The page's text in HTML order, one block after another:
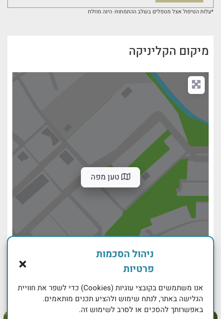
ניהול הסכמות
פרטיות
אנו משתמשים בקובצי עוגיות (Cookies) כדי לשפר את חוויית
הגלישה באתר, לנתח שימוש ולהציע תכנים מותאמים.
באפשרותך להסכים או לסרב לשימוש זה.
*עלות הטיפול אצל מטפלים בשלב ההתמחות- הינה מוזלת
מיקום הקליניקה
טען מפה